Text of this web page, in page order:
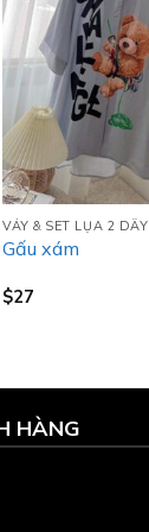
VÁY & SET LỤA 2 DÂY
Gấu xám
$27
HÀNG